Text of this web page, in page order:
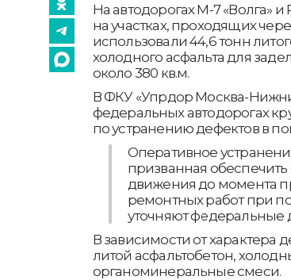
На автодорогах М-7 «Волга» и
на участках, проходящих
использовали 44,6 тонн
холодного асфальта для
около 380 кв.м.
В ФКУ «Упрдор Москва-
федеральных автодорогах
по устранению дефектов в
Оперативное
призванная
движения до момента
ремонтных работ при
уточняют федеральные
В зависимости от характера
литой асфальтобетон,
органоминеральные смеси.